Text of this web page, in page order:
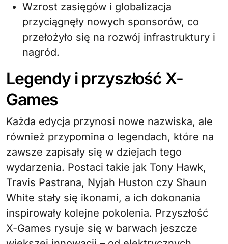
Wzrost zasięgów i globalizacja
przyciągnęły nowych sponsorów, co
przełożyło się na rozwój infrastruktury i
nagród.
Legendy i przyszłość X-
Games
Każda edycja przynosi nowe nazwiska, ale
również przypomina o legendach, które na
zawsze zapisały się w dziejach tego
wydarzenia. Postaci takie jak Tony Hawk,
Travis Pastrana, Nyjah Huston czy Shaun
White stały się ikonami, a ich dokonania
inspirowały kolejne pokolenia. Przyszłość
X-Games rysuje się w barwach jeszcze